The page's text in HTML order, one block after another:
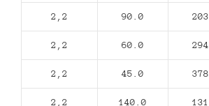
2,2 90.0 203
2,2 60.0 294
2,2 45.0 378
2,2 140.0 131